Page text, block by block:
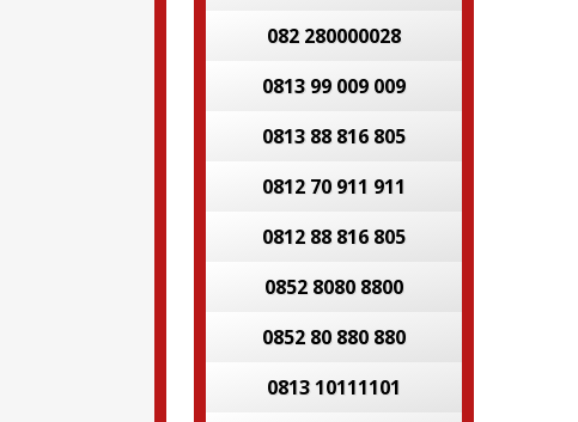
082 280000028
0813 99 009 009
0813 88 816 805
0812 70 911 911
0812 88 816 805
0852 8080 8800
0852 80 880 880
0813 10111101